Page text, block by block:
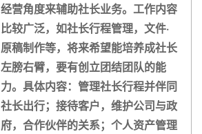
经营角度来辅助社长业务。工作内容
比较广泛，如社长行程管理，文件·
原稿制作等，将来希望能培养成社长
左膀右臂，要有创立团结团队的能
力。具体内容：管理社长行程并伴同
社长出行；接待客户，维护公司与政
府，合作伙伴的关系；个人资产管理